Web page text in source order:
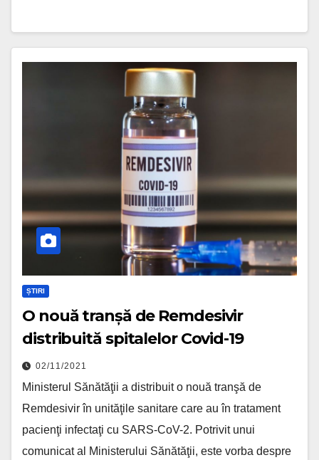
ȘTIRI
O nouă tranșă de Remdesivir
distribuită spitalelor Covid-19
02/11/2021
Ministerul Sănătăţii a distribuit o nouă tranşă de
Remdesivir în unităţile sanitare care au în tratament
pacienţi infectaţi cu SARS-CoV-2. Potrivit unui
comunicat al Ministerului Sănătăţii, este vorba despre